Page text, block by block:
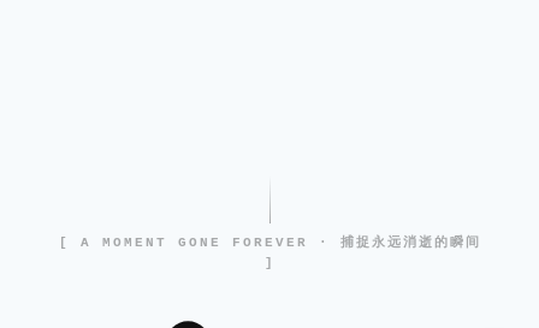
[ A MOMENT GONE FOREVER · 捕捉永远消逝的瞬间
]